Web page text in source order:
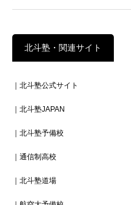
北斗塾・関連サイト
｜北斗塾公式サイト
｜北斗塾JAPAN
｜北斗塾予備校
｜通信制高校
｜北斗塾道場